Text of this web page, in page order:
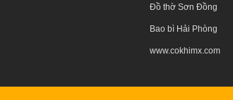
Đồ thờ Sơn Đồng
Bao bì Hải Phòng
www.cokhimx.com